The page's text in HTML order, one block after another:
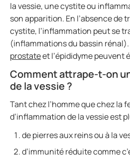
la vessie, une cystite ou
son apparition. En l’absence de
cystite, l’inflammation peut se
(inflammations du bassin rénal).
prostateet l’épididyme peuvent
Comment attrape-t-on
de la vessie ?
Tant chez l’homme que chez la
d’inflammation de la vessie est
de pierres aux reins ou à la
d’immunité réduite comme